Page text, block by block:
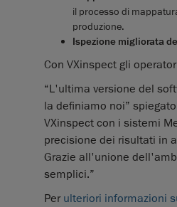
il processo di
produzione.
Ispezione migliorata
Con VXinspect gli
“L'ultima versione del
la definiamo noi”
VXinspect con i sistemi
precisione dei risultati in
Grazie all'unione
semplici.”
Per ulteriori informazioni